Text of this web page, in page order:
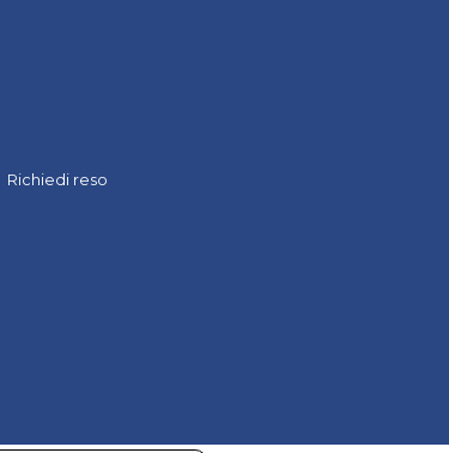
Richiedi reso